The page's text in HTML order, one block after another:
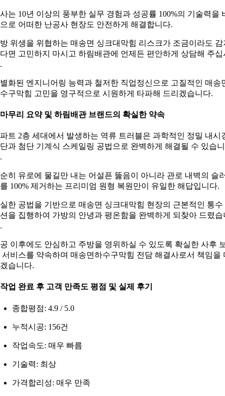
는 10년 이상의 풍부한 실무 경험과 성공률 100%의 기술력을
로 어떠한 난공사 현장도 안전하게 해결합니다.
위생을 위협하는 매송면 싱크대막힘 리스크가 조금이라도 감
면 고민하지 마시고 하림배관에 언제든 편안하게 상담해 주십
화된 엔지니어링 능력과 철저한 직업정신으로 고질적인 매송
구막힘 고민을 영구적으로 시원하게 타파해 드리겠습니다.
무리 요약 및 하림배관 브랜드의 확실한 약속
트 2층 세대에서 발생하는 역류 트러블은 과학적인 정밀 내시
과 첨단 기계식 스케일링 공법으로 완벽하게 해결될 수 있습니
히 유로에 물길만 내는 어설픈 뚫음이 아니라 관로 내벽의 슬
100% 제거하는 프리미엄 원형 복원만이 유일한 해답입니다.
한 공법을 기반으로 매송면 싱크대막힘 현장의 근본적인 통수
을 집행하여 가방의 안녕과 평온함을 완벽하게 되찾아 드렸습
이후에도 안심하고 주방을 영위하실 수 있도록 확실한 사후
서비스를 약속하며 매송면하수구막힘 전담 해결사로서 책임을
습니다.
업 완료 후 고객 만족도 평점 및 실제 후기
종합평점: 4.9 / 5.0
누적시공: 156건
작업속도: 매우 빠름
기술력: 최상
가격합리성: 매우 만족